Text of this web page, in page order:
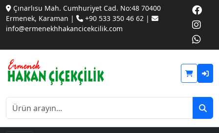
Çınarlısu Mah. Cumhuriyet Cad. No:48 70400
Ermenek, Karaman |
+90 533 350 46 62 |
info@ermenekhhakancicekcilik.com